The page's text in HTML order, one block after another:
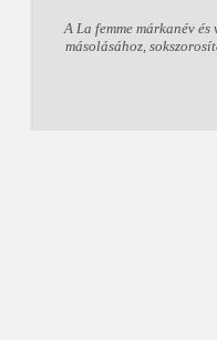
A La femme márkanév
másolásához,